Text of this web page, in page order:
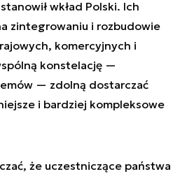
wkład Polski. Ich
zintegrowaniu i rozbudowie
komercyjnych i
konstelację —
— zdolną dostarczać
i bardziej kompleksowe
że uczestniczące państwa